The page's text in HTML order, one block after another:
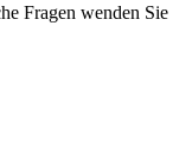
Fragen wenden Sie